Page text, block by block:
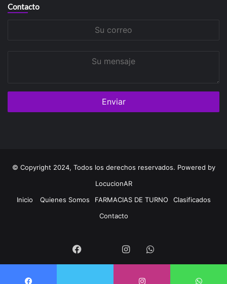
Contacto
© Copyright 2024, Todos los derechos reservados. Powered by
LocucionAR
Inicio
Quienes Somos FARMACIAS DE TURNO
Clasificados
Contacto
Facebook InstagramWhatsapp